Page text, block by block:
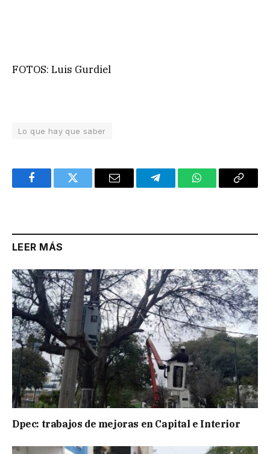
FOTOS: Luis Gurdiel
Lo que hay que saber
FacebookTwitter Email TelegramWhatsAppCopy
LEER MÁS
Dpec: trabajos de mejoras en Capital e Interior